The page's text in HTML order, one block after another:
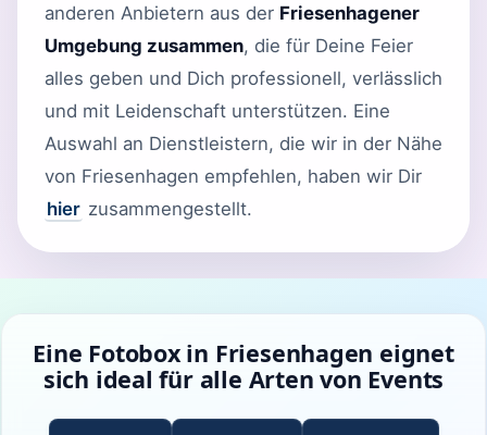
anderen Anbietern aus der Friesenhagener
Umgebung zusammen, die für Deine Feier
alles geben und Dich professionell, verlässlich
und mit Leidenschaft unterstützen. Eine
Auswahl an Dienstleistern, die wir in der Nähe
von Friesenhagen empfehlen, haben wir Dir
hier zusammengestellt.
Eine Fotobox in Friesenhagen eignet
sich ideal für alle Arten von Events